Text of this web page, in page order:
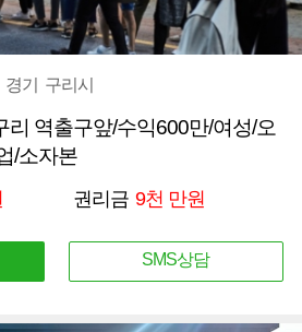
경기 구리시
역출구앞/수익600만/여성/오
/소자본
권리금 9천 만원
SMS상담